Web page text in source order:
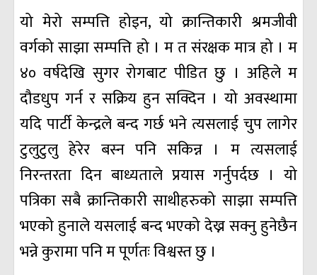
यो मेरो सम्पत्ति होइन, यो क्रान्तिकारी श्रमजीवी
वर्गको साझा सम्पत्ति हो । म त संरक्षक मात्र हो । म
४० वर्षदेखि सुगर रोगबाट पीडित छु । अहिले म
दौडधुप गर्न र सक्रिय हुन सक्दिन । यो अवस्थामा
यदि पार्टी केन्द्रले बन्द गर्छ भने त्यसलाई चुप लागेर
टुलुटुलु हेरेर बस्न पनि सकिन्न । म त्यसलाई
निरन्तरता दिन बाध्यताले प्रयास गर्नुपर्दछ । यो
पत्रिका सबै क्रान्तिकारी साथीहरुको साझा सम्पत्ति
भएको हुनाले यसलाई बन्द भएको देख्न सक्नु हुनेछैन
भन्ने कुरामा पनि म पूर्णतः विश्वस्त छु ।